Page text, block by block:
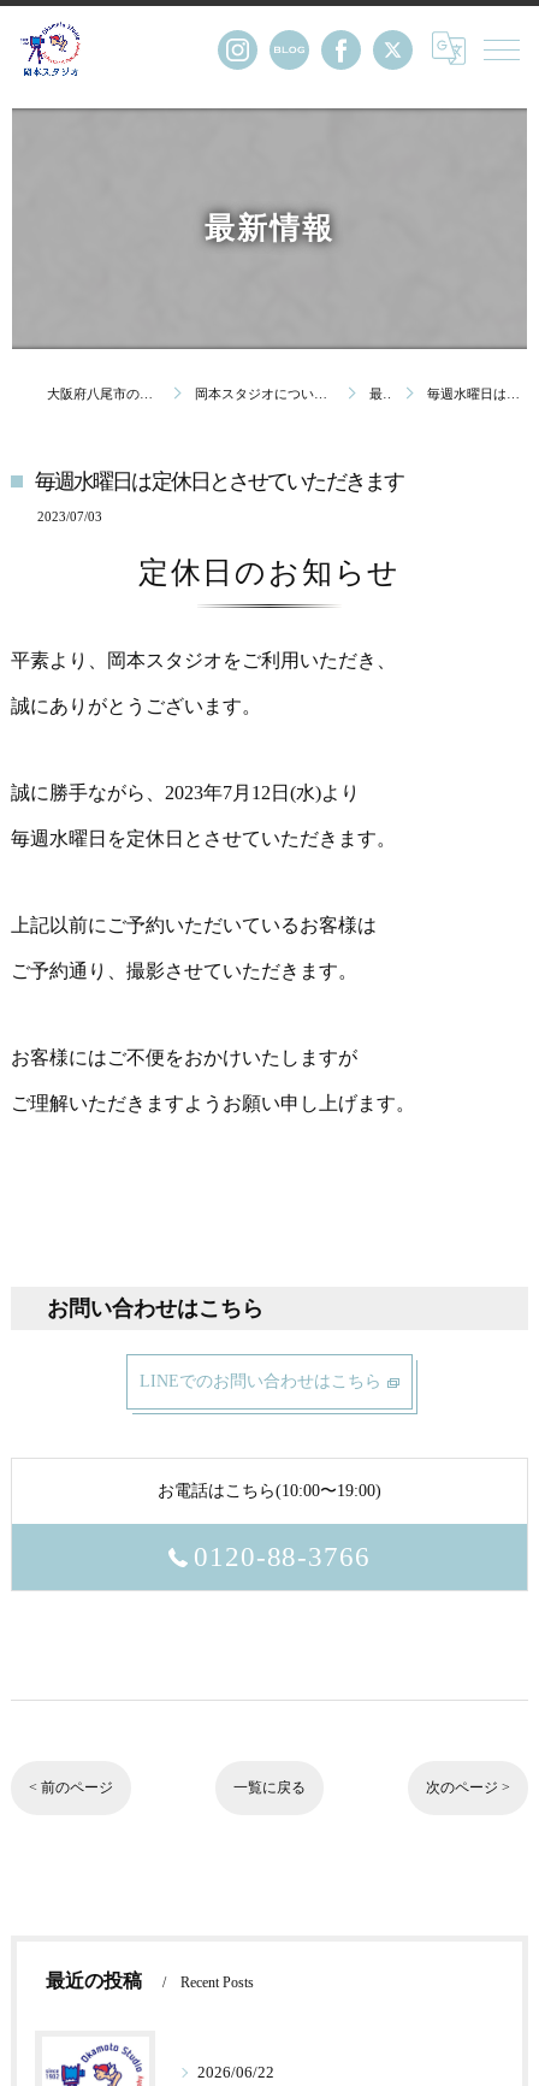
最新情報
大阪府八尾市の写真館・株式会社岡本スタジオ 岡本スタジオについて｜創業123年 大阪府八尾市の写真館 最新情報 毎週水曜日は定休日とさせていただきます
毎週水曜日は定休日とさせていただきます
2023/07/03
定休日のお知らせ
平素より、岡本スタジオをご利用いただき、
誠にありがとうございます。
誠に勝手ながら、2023年7月12日(水)より
毎週水曜日を定休日とさせていただきます。
上記以前にご予約いただいているお客様は
ご予約通り、撮影させていただきます。
お客様にはご不便をおかけいたしますが
ご理解いただきますようお願い申し上げます。
お問い合わせはこちら
LINEでのお問い合わせはこちら
お電話はこちら(10:00〜19:00)
0120-88-3766
< 前のページ 一覧に戻る 次のページ >
最近の投稿 Recent Posts
2026/06/22